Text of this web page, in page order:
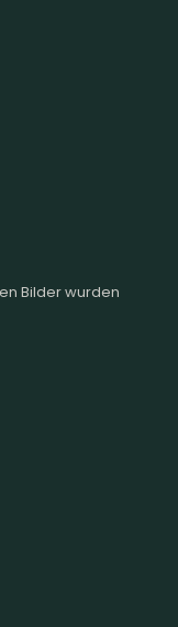
Bilder wurden